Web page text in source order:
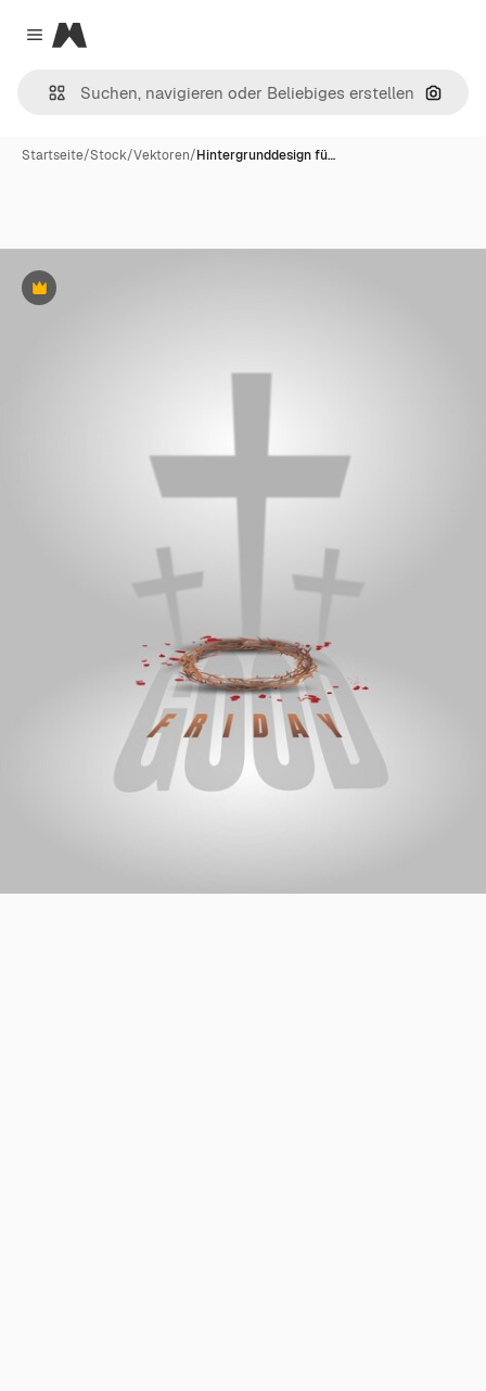
Close menu
Magnific
Nach
Startseite/Stock/Vektoren/Hintergrunddesign fü…
Premium